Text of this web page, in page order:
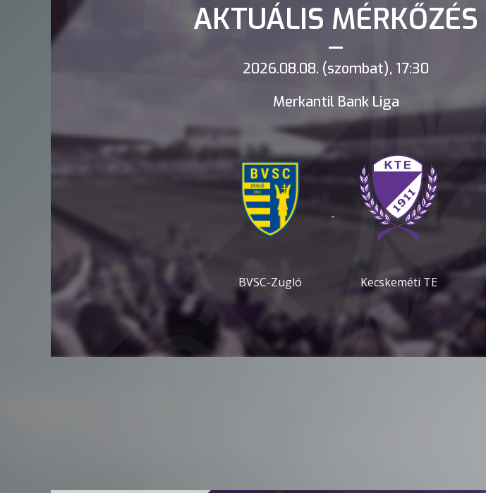
AKTUÁLIS MÉRKŐZÉS
2026.08.08. (szombat), 17:30
Merkantil Bank Liga
BVSC-Zugló
-
Kecskeméti TE